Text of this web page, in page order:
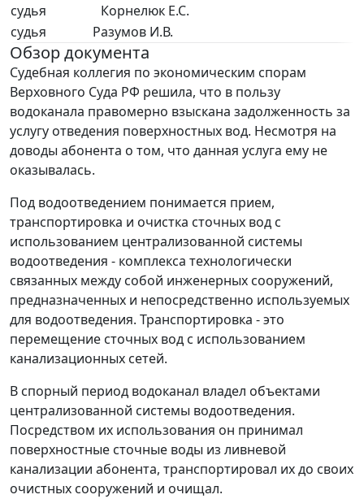
судья
Корнелюк Е.С.
судья
Разумов И.В.
Обзор документа
Судебная коллегия по экономическим спорам
Верховного Суда РФ решила, что в пользу
водоканала правомерно взыскана задолженность за
услугу отведения поверхностных вод. Несмотря на
доводы абонента о том, что данная услуга ему не
оказывалась.
Под водоотведением понимается прием,
транспортировка и очистка сточных вод с
использованием централизованной системы
водоотведения - комплекса технологически
связанных между собой инженерных сооружений,
предназначенных и непосредственно используемых
для водоотведения. Транспортировка - это
перемещение сточных вод с использованием
канализационных сетей.
В спорный период водоканал владел объектами
централизованной системы водоотведения.
Посредством их использования он принимал
поверхностные сточные воды из ливневой
канализации абонента, транспортировал их до своих
очистных сооружений и очищал.